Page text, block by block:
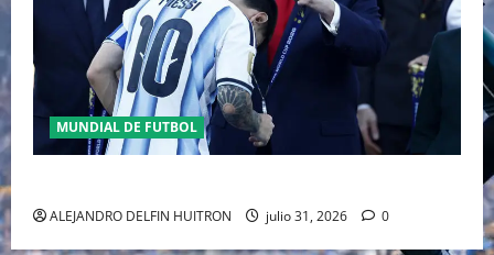
MUNDIAL DE FUTBOL
ALEJANDRO DELFIN HUITRON julio 31, 2026 0